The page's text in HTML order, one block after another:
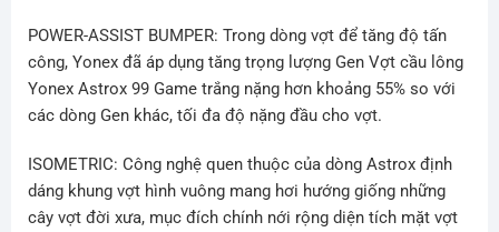
POWER-ASSIST BUMPER: Trong dòng vợt để tăng độ tấn
công, Yonex đã áp dụng tăng trọng lượng Gen Vợt cầu lông
Yonex Astrox 99 Game trắng nặng hơn khoảng 55% so với
các dòng Gen khác, tối đa độ nặng đầu cho vợt.
ISOMETRIC: Công nghệ quen thuộc của dòng Astrox định
dáng khung vợt hình vuông mang hơi hướng giống những
cây vợt đời xưa, mục đích chính nới rộng diện tích mặt vợt